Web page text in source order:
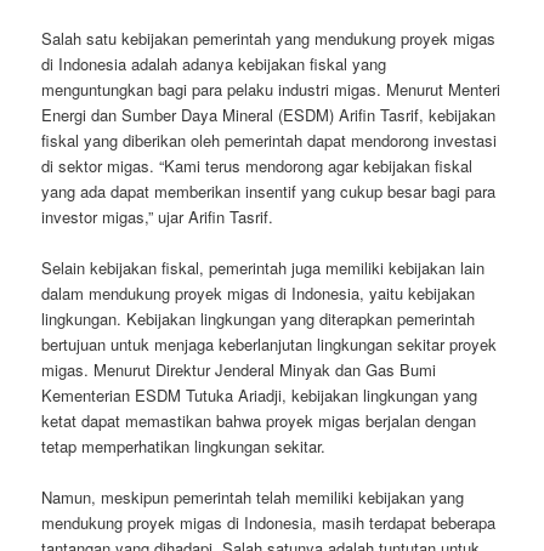
Salah satu kebijakan pemerintah yang mendukung proyek migas
di Indonesia adalah adanya kebijakan fiskal yang
menguntungkan bagi para pelaku industri migas. Menurut Menteri
Energi dan Sumber Daya Mineral (ESDM) Arifin Tasrif, kebijakan
fiskal yang diberikan oleh pemerintah dapat mendorong investasi
di sektor migas. “Kami terus mendorong agar kebijakan fiskal
yang ada dapat memberikan insentif yang cukup besar bagi para
investor migas,” ujar Arifin Tasrif.
Selain kebijakan fiskal, pemerintah juga memiliki kebijakan lain
dalam mendukung proyek migas di Indonesia, yaitu kebijakan
lingkungan. Kebijakan lingkungan yang diterapkan pemerintah
bertujuan untuk menjaga keberlanjutan lingkungan sekitar proyek
migas. Menurut Direktur Jenderal Minyak dan Gas Bumi
Kementerian ESDM Tutuka Ariadji, kebijakan lingkungan yang
ketat dapat memastikan bahwa proyek migas berjalan dengan
tetap memperhatikan lingkungan sekitar.
Namun, meskipun pemerintah telah memiliki kebijakan yang
mendukung proyek migas di Indonesia, masih terdapat beberapa